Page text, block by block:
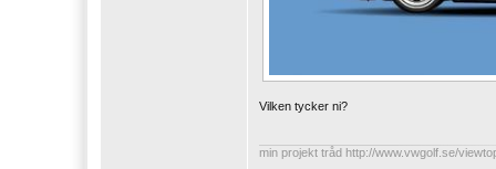
Vilken tycker ni?
min projekt tråd http://www.vwgolf.se/